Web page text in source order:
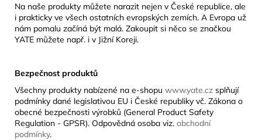
Na naše produkty můžete narazit nejen v České republice, ale
i prakticky ve všech ostatních evropských zemích. A Evropa už
nám pomalu začíná být malá. Zakoupit si něco se značkou
YATE můžete např. i v Jižní Koreji.
Bezpečnost produktů
Všechny produkty nabízené na e-shopu www.yate.cz splňují
podmínky dané legislativou EU i České republiky vč. Zákona o
obecné bezpečnosti výrobků (General Product Safety
Regulation - GPSR). Odpovědná osoba viz. obchodní
podmínky.